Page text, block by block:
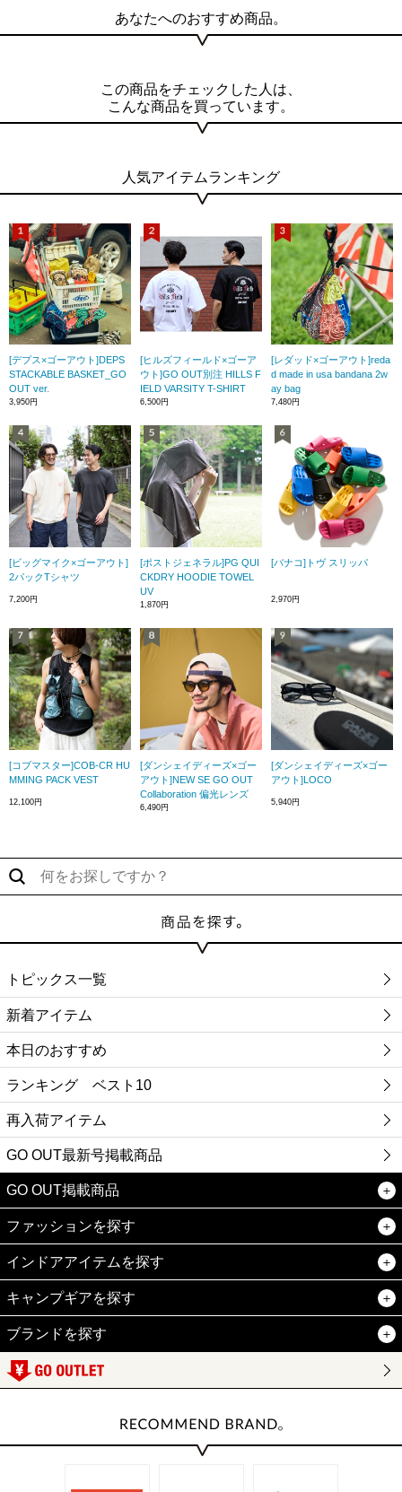
あなたへのおすすめ商品。
この商品をチェックした人は、
こんな商品を買っています。
人気アイテムランキング
[デプス×ゴーアウト]DEPS
STACKABLE BASKET_GO
OUT ver.
3,950円
[ヒルズフィールド×ゴーア
ウト]GO OUT別注 HILLS F
IELD VARSITY T-SHIRT
6,500円
[レダッド×ゴーアウト]reda
d made in usa bandana 2w
ay bag
7,480円
[ビッグマイク×ゴーアウト]
2パックTシャツ
7,200円
[ポストジェネラル]PG QUI
CKDRY HOODIE TOWEL
UV
1,870円
[バナコ]トヴ スリッパ
2,970円
[コブマスター]COB-CR HU
MMING PACK VEST
12,100円
[ダンシェイディーズ×ゴー
アウト]NEW SE GO OUT
Collaboration 偏光レンズ
6,490円
[ダンシェイディーズ×ゴー
アウト]LOCO
5,940円
トピックス一覧
新着アイテム
本日のおすすめ
ランキング ベスト10
再入荷アイテム
GO OUT最新号掲載商品
GO OUT掲載商品
ファッションを探す
インドアアイテムを探す
キャンプギアを探す
ブランドを探す